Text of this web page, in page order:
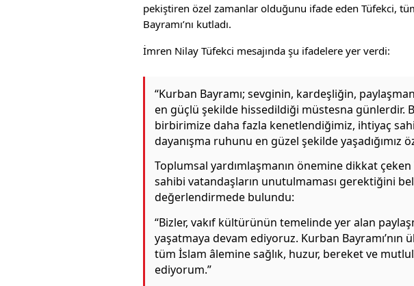
pekiştiren özel zamanlar olduğunu ifade eden Tüfekci,
Bayramı’nı kutladı.
İmren Nilay Tüfekci mesajında şu ifadelere yer verdi:
“Kurban Bayramı; sevginin, kardeşliğin,
en güçlü şekilde hissedildiği müstesna günlerdir.
birbirimize daha fazla kenetlendiğimiz, ihtiyaç
dayanışma ruhunu en güzel şekilde yaşadığımız
Toplumsal yardımlaşmanın önemine dikkat
sahibi vatandaşların unutulmaması gerektiğini
değerlendirmede bulundu:
“Bizler, vakıf kültürünün temelinde yer alan
yaşatmaya devam ediyoruz. Kurban Bayramı’nın
tüm İslam âlemine sağlık, huzur, bereket ve
ediyorum.”